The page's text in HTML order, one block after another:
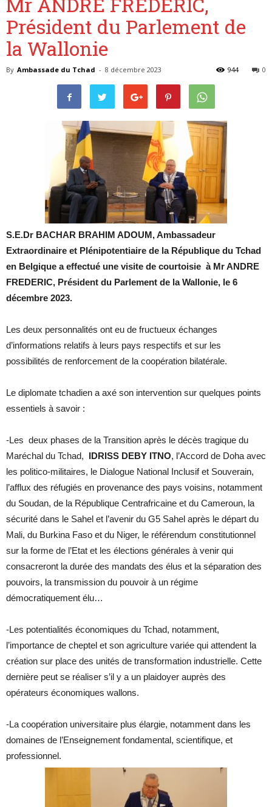
Président du Parlement de
la Wallonie
By Ambassade du Tchad - 8 décembre 2023 0
944
S.E.Dr BACHAR BRAHIM ADOUM, Ambassadeur
Extraordinaire et Plénipotentiaire de la République du Tchad
en Belgique a effectué une visite de courtoisie à Mr ANDRE
FREDERIC, Président du Parlement de la Wallonie, le 6
décembre 2023.
Les deux personnalités ont eu de fructueux échanges
d’informations relatifs à leurs pays respectifs et sur les
possibilités de renforcement de la coopération bilatérale.
Le diplomate tchadien a axé son intervention sur quelques points
essentiels à savoir :
-Les deux phases de la Transition après le décès tragique du
Maréchal du Tchad, IDRISS DEBY ITNO, l’Accord de Doha avec
les politico-militaires, le Dialogue National Inclusif et Souverain,
l’afflux des réfugiés en provenance des pays voisins, notamment
du Soudan, de la République Centrafricaine et du Cameroun, la
sécurité dans le Sahel et l’avenir du G5 Sahel après le départ du
Mali, du Burkina Faso et du Niger, le référendum constitutionnel
sur la forme de l’Etat et les élections générales à venir qui
consacreront la durée des mandats des élus et la séparation des
pouvoirs, la transmission du pouvoir à un régime
démocratiquement élu…
-Les potentialités économiques du Tchad, notamment,
l’importance de cheptel et son agriculture variée qui attendent la
création sur place des unités de transformation industrielle. Cette
dernière peut se réaliser s’il y a un plaidoyer auprès des
opérateurs économiques wallons.
-La coopération universitaire plus élargie, notamment dans les
domaines de l’Enseignement fondamental, scientifique, et
professionnel.